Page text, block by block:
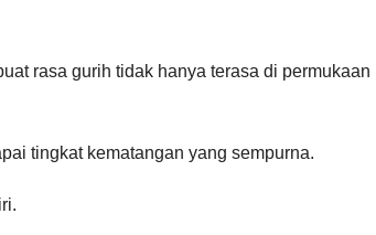
rasa gurih tidak hanya terasa di permukaan
tingkat kematangan yang sempurna.